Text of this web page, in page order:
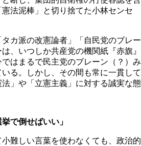
法泥棒」と切り捨てた小林センセ
カ派の改憲論者」「自民党のブレー
、いつしか共産党の機関紙『赤旗』
はまるで民主党のブレーン（？）み
る。しかし、その間も常に一貫して
」や「立憲主義」に対する誠実な態
で倒せばいい」
小難しい言葉を使わなくても、政治的